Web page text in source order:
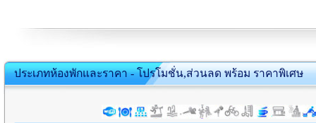
ประเภทห้องพักและราคา - โปรโมชั่น,ส่วนลด พร้อม ราคาพิเศษ